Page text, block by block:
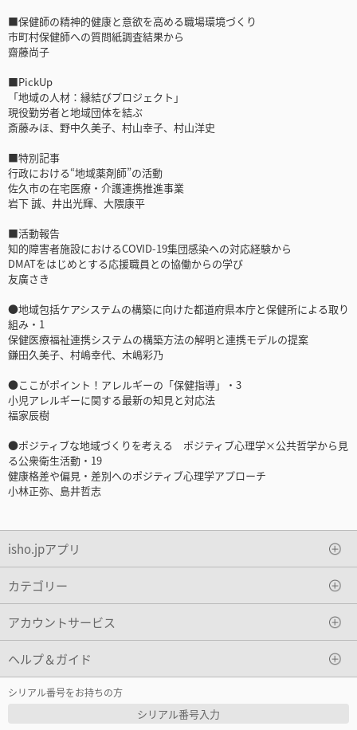
■保健師の精神的健康と意欲を高める職場環境づくり
市町村保健師への質問紙調査結果から
齋藤尚子
■PickUp
「地域の人材：縁結びプロジェクト」
現役勤労者と地域団体を結ぶ
斎藤みほ、野中久美子、村山幸子、村山洋史
■特別記事
行政における“地域薬剤師”の活動
佐久市の在宅医療・介護連携推進事業
岩下 誠、井出光輝、大隈康平
■活動報告
知的障害者施設におけるCOVID-19集団感染への対応経験から
DMATをはじめとする応援職員との協働からの学び
友廣さき
●地域包括ケアシステムの構築に向けた都道府県本庁と保健所による取り
組み・1
保健医療福祉連携システムの構築方法の解明と連携モデルの提案
鎌田久美子、村嶋幸代、木嶋彩乃
●ここがポイント！アレルギーの「保健指導」・3
小児アレルギーに関する最新の知見と対応法
福家辰樹
●ポジティブな地域づくりを考える ポジティブ心理学×公共哲学から見
る公衆衛生活動・19
健康格差や偏見・差別へのポジティブ心理学アプローチ
小林正弥、島井哲志
isho.jpアプリ
カテゴリー
アカウントサービス
ヘルプ＆ガイド
シリアル番号をお持ちの方
シリアル番号入力